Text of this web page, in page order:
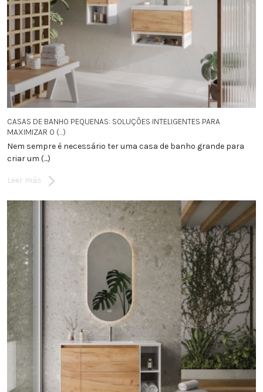
CASAS DE BANHO PEQUENAS: SOLUÇÕES INTELIGENTES PARA
MAXIMIZAR O (...)
Nem sempre é necessário ter uma casa de banho grande para
criar um (...)
Leer más